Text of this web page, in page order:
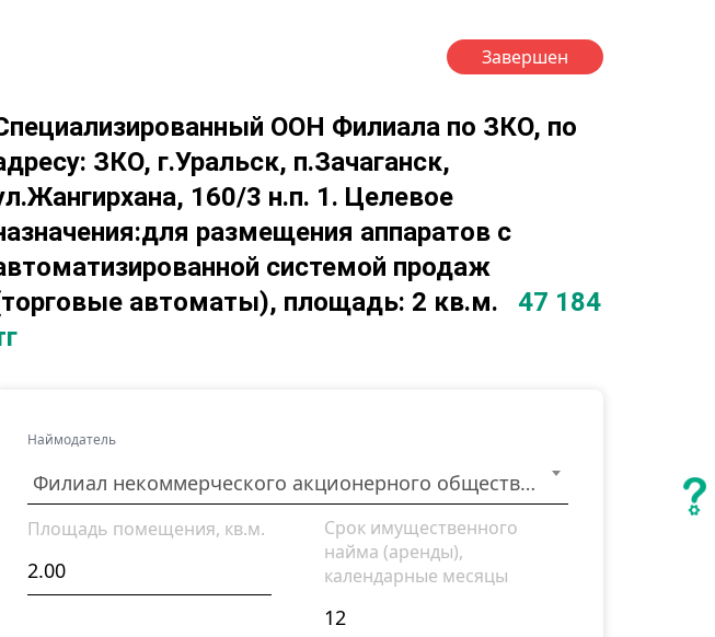
Завершен
ООН Филиала по ЗКО, по
ЗКО, г.Уральск, п.Зачаганск,
160/3 н.п. 1. Целевое
размещения аппаратов с
системой продаж
автоматы), площадь: 2 кв.м.
47 184
Наймодатель
Филиал некоммерческого акционерного общества "Государственная корпорация "Правительство для граждан" по Западно - Казахстанской области
Площадь помещения, кв.м.
Срок имущественного
найма (аренды),
календарные месяцы